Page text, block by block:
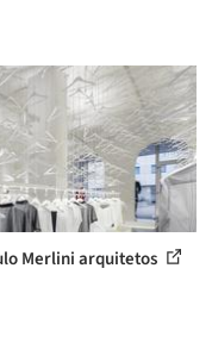
Merlini arquitetos